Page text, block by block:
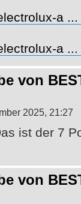
a
a
von
2025, 21:27
ist der 7
von